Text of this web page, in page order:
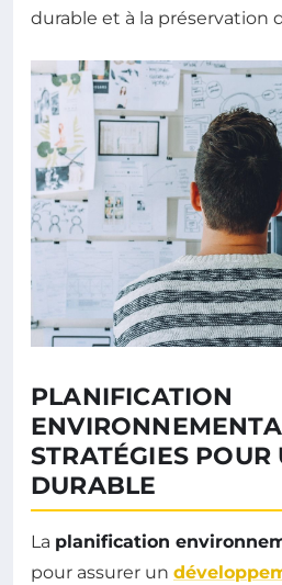
durable et à la préservation
PLANIFICATION
STRATÉGIES
DURABLE
La planification
pour assurer un